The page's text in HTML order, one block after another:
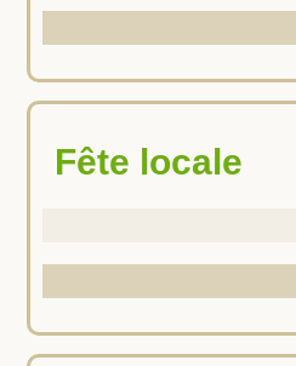
Fête locale